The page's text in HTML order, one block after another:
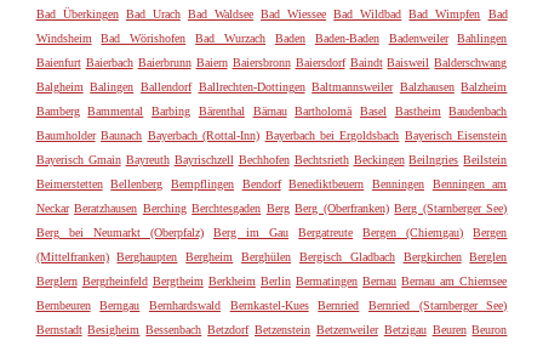
Bad Überkingen Bad Urach Bad Waldsee Bad Wiessee Bad Wildbad Bad Wimpfen
Bad
Windsheim
Bad Wörishofen Bad Wurzach Baden Baden-Baden Badenweiler
Bahlingen
Baienfurt Baierbach Baierbrunn Baiern Baiersbronn Baiersdorf Baindt Baisweil Balderschwang
Balgheim Balingen Ballendorf Ballrechten-Dottingen Baltmannsweiler Balzhausen Balzheim
Bamberg
Bammental Barbing Bärenthal Bärnau Bartholomä Basel Bastheim
Baudenbach
Baumholder Baunach Bayerbach (Rottal-Inn) Bayerbach bei Ergoldsbach Bayerisch Eisenstein
Bayerisch Gmain Bayreuth Bayrischzell Bechhofen Bechtsrieth Beckingen Beilngries Beilstein
Beimerstetten
Bellenberg Bempflingen Bendorf Benediktbeuern Benningen
Benningen am
Neckar Beratzhausen Berching Berchtesgaden Berg Berg (Oberfranken) Berg (Starnberger See)
Berg bei Neumarkt (Oberpfalz)
Berg im Gau Bergatreute Bergen (Chiemgau)
Bergen
(Mittelfranken)
Berghaupten Bergheim Berghülen Bergisch Gladbach Bergkirchen
Berglen
Berglern Bergrheinfeld Bergtheim Berkheim Berlin Bermatingen Bernau Bernau am Chiemsee
Bernbeuren
Berngau Bernhardswald Bernkastel-Kues Bernried
Bernried (Starnberger See)
Bernstadt Besigheim Bessenbach Betzdorf Betzenstein Betzenweiler Betzigau Beuren Beuron